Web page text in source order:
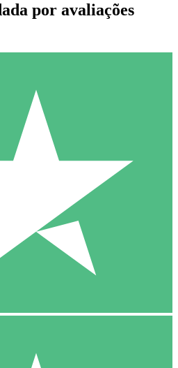
Individuais
com créditos de download. Sem
1000
10 Downloads
por avaliações